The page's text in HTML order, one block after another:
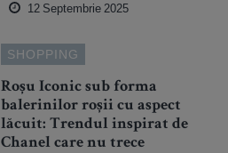
12 Septembrie 2025
SHOPPING
Roșu Iconic sub forma
balerinilor roșii cu aspect
lăcuit: Trendul inspirat de
Chanel care nu trece